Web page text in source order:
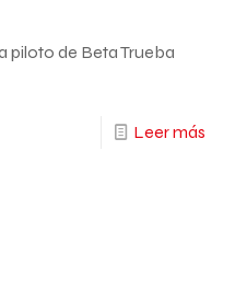
piloto de Beta Trueba
Leer más